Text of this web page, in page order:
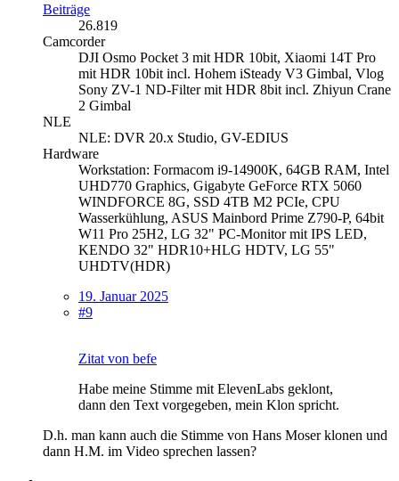
Beiträge
26.819
Camcorder
DJI Osmo Pocket 3 mit HDR 10bit, Xiaomi 14T Pro
mit HDR 10bit incl. Hohem iSteady V3 Gimbal, Vlog
Sony ZV-1 ND-Filter mit HDR 8bit incl. Zhiyun Crane
2 Gimbal
NLE
NLE: DVR 20.x Studio, GV-EDIUS
Hardware
Workstation: Formacom i9-14900K, 64GB RAM, Intel
UHD770 Graphics, Gigabyte GeForce RTX 5060
WINDFORCE 8G, SSD 4TB M2 PCIe, CPU
Wasserkühlung, ASUS Mainbord Prime Z790-P, 64bit
W11 Pro 25H2, LG 32" PC-Monitor mit IPS LED,
KENDO 32" HDR10+HLG HDTV, LG 55"
UHDTV(HDR)
19. Januar 2025
#9
Zitat von befe
Habe meine Stimme mit ElevenLabs geklont,
dann den Text vorgegeben, mein Klon spricht.
D.h. man kann auch die Stimme von Hans Moser klonen und
dann H.M. im Video sprechen lassen?